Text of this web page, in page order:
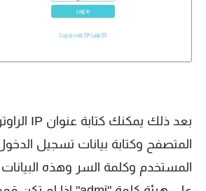
المتصفح وكتابة بيانات تسجيل
المستخدم وكلمة السر وهذه